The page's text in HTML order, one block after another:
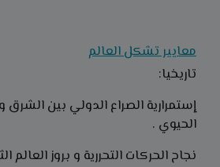
معايير تشكل العالم
تاريخيا:
إستمرارية الصراع الدولي بين
الحيوي .
نجاح الحركات التحررية و بروز العالم